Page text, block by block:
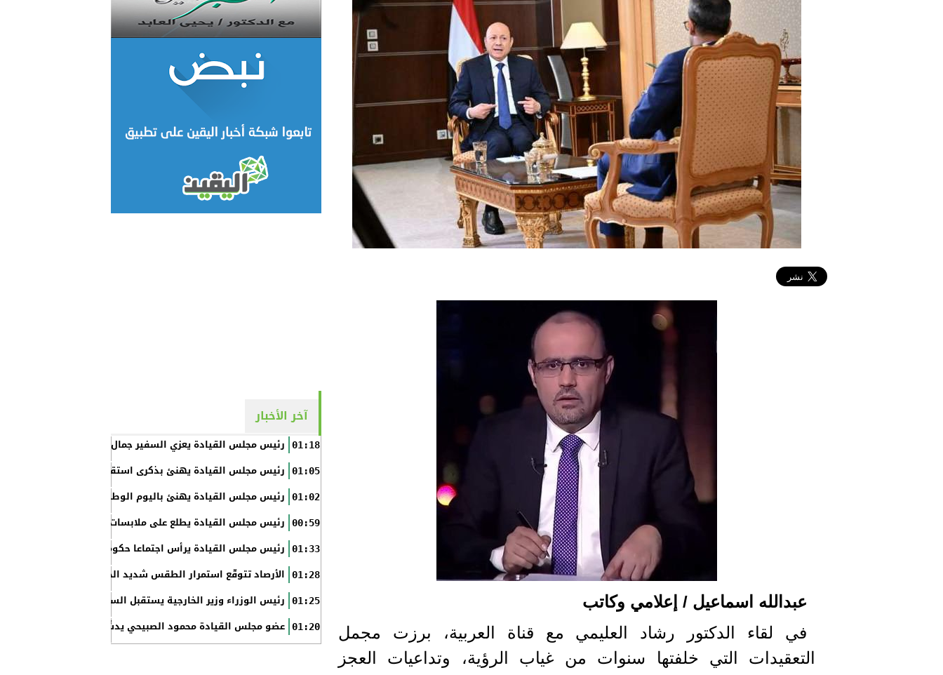
عبدالله اسماعيل / إعلامي وكاتب
في لقاء الدكتور رشاد العليمي مع قناة العربية، برزت مجمل
التعقيدات التي خلفتها سنوات من غياب الرؤية، وتداعيات العجز
آخر الأخبار
01:18 رئيس مجلس القيادة يعزي السفير جمال السلال
01:05 رئيس مجلس القيادة يهنئ بذكرى استقلال الفلبين
01:02 رئيس مجلس القيادة يهنئ باليوم الوطني الروسي
00:59 رئيس مجلس القيادة يطلع على ملابسات حادثة إطلاق النار في
01:33 رئيس مجلس القيادة يرأس اجتماعا حكوميا مصغرا لدعم جهود
01:28 الأرصاد تتوقّع استمرار الطقس شديد الحرارة بالسواحل والصحاري
01:25 رئيس الوزراء وزير الخارجية يستقبل السفير الأمريكي
01:20 عضو مجلس القيادة محمود الصبيحي يدشّن اختبارات الثانوية